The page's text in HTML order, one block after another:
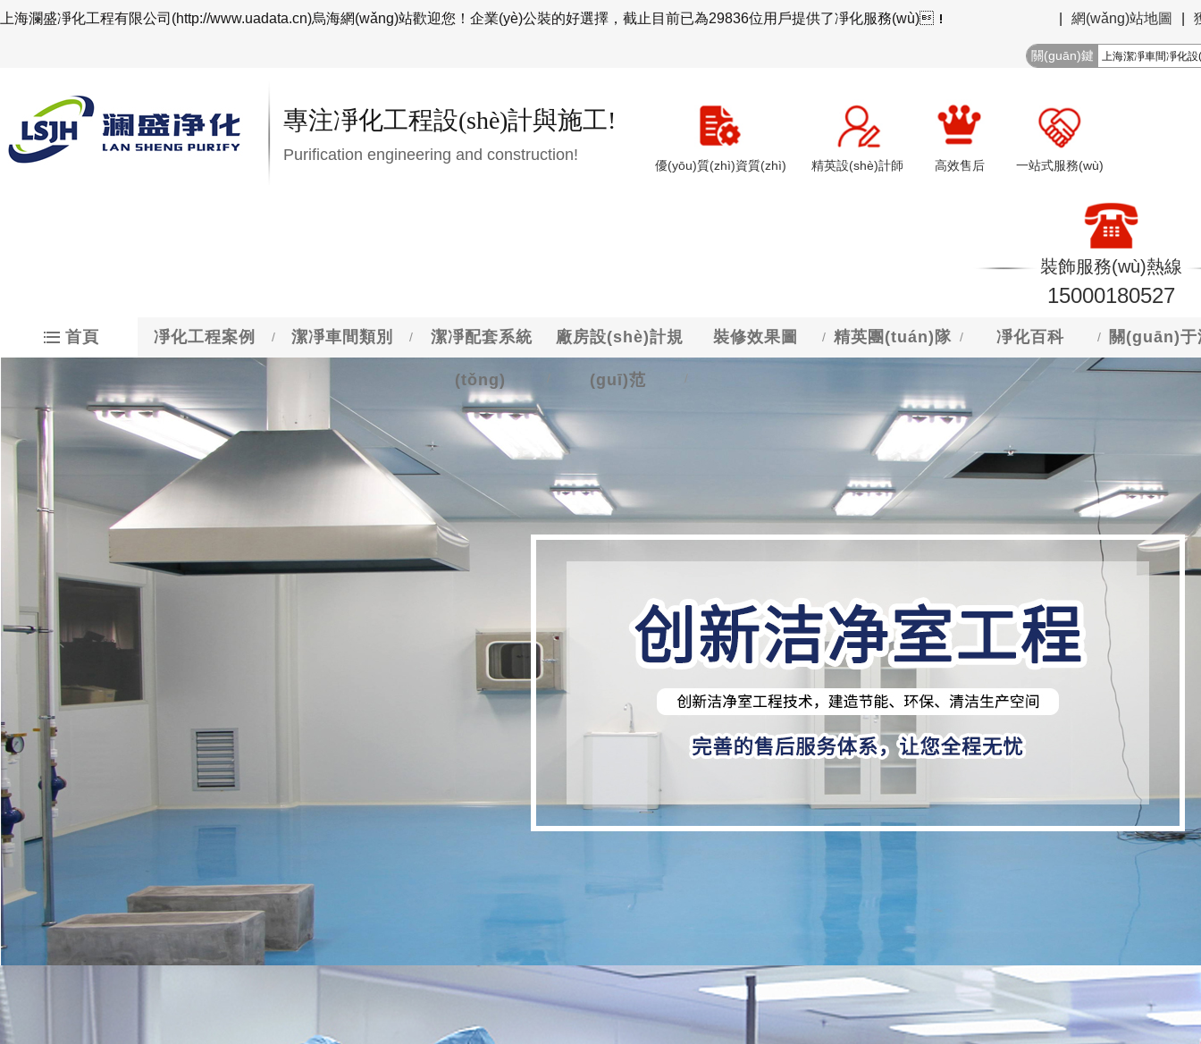
上海瀾盛凈化工程有限公司(http://www.uadata.cn)烏海網(wǎng)站歡迎您！企業(yè)公裝的好選擇，截止目前已為29836位用戶提供了凈化服務(wù)！ 網(wǎng)站地圖
關(guān)鍵
專注凈化工程設(shè)計與施工!
Purification engineering and construction!
優(yōu)質(zhì)資質(zhì) 精英設(shè)計師 高效售后 一站式服務(wù)
裝飾服務(wù)熱線
15000180527
首頁 凈化工程案例 /
凈化工程案例 電子工業(yè)無塵室 食品廠潔凈車間 生物醫(yī)藥無塵室
實驗室潔凈車間 查看更多
潔凈車間類別 /
潔凈車間類別 百級凈化車間工程 千級凈化車間工程 萬級凈化車間工程
30萬級凈化車間工程 查看更多
潔凈配套系統
(tǒng)
潔凈配套系統
Lansheng
凈化板 潔凈門
貨淋 傳遞窗
廠房設(shè)計規
(guī)范 /
廠房設(shè)
計規(guī)范
Lansheng
潔凈廠房設(shè)計規(guī)范
GB500···
潔凈廠房設(shè)計規(guī)范
GB500···
電子工業(yè)潔凈廠房設(shè)計
規(guī)范 G···
潔凈室施工及驗收規(guī)范 GB
食品工業(yè)潔凈用房建筑技術
(shù)規(guī)范···
醫(yī)藥工業(yè)潔凈廠房設(shè)
計規(guī)范 G···
裝修效果圖 /
裝修效果圖 電子工業(yè)無塵室 生物醫(yī)藥無塵室 實驗室潔凈車間
化妝品潔凈車間 查看更多
精英團(tuán)隊 /
精英團(tuán)
Lansheng
設(shè)計團(tuán)隊 設(shè)計理念
凈化百科 /
凈化百科 凈化百科 行業(yè)新聞
關(guān)于
關(guān)于瀾
Lansheng
關(guān)于我們 聯(lián)系我們